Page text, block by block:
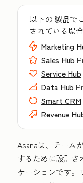
以下の 製品で
されている場
Marketing
Sales Hub
Service Hub
Data Hub
Smart CRM
Revenue
Asanaは、チーム
するために設計さ
ケーションです。